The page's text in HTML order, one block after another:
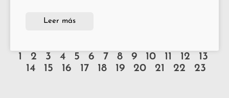
Leer más
1 2 3 4 5 6 7 8 9 10 11 12
13
14
15 16 17 18 19 20 21 22 23